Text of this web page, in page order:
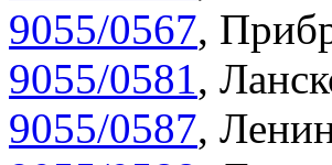
9055/0567,
9055/0581,
9055/0587,